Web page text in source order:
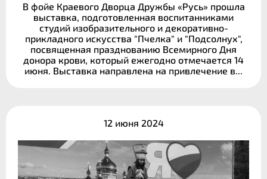
В фойе Краевого Дворца Дружбы «Русь» прошла
выставка, подготовленная воспитанниками
студий изобразительного и декоративно-
прикладного искусства "Пчелка" и "Подсолнух",
посвященная празднованию Всемирного Дня
донора крови, который ежегодно отмечается 14
июня. Выставка направлена на привлечение в...
12 июня 2024